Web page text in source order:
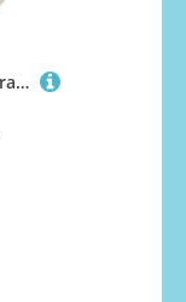
Songelt Farbenfroher Brillenrahmen für Weihnachtsfeiern, Feiertags-Festivals, Rahmen